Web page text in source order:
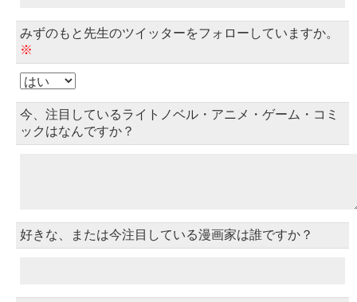
みずのもと先生のツイッターをフォローしていますか。
※
今、注目しているライトノベル・アニメ・ゲーム・コミ
ックはなんですか？
好きな、または今注目している漫画家は誰ですか？